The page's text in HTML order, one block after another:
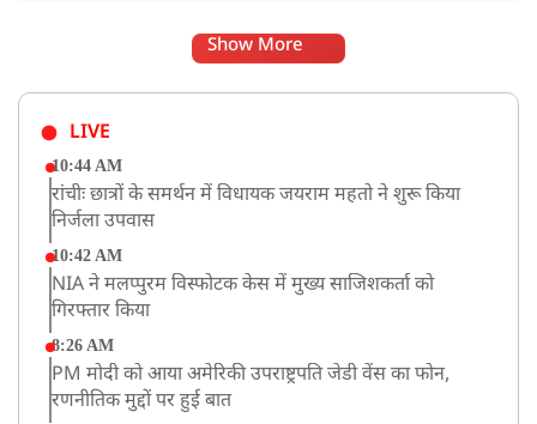
Show More
LIVE
10:44 AM
रांचीः छात्रों के समर्थन में विधायक जयराम महतो ने शुरू किया
निर्जला उपवास
10:42 AM
NIA ने मलप्पुरम विस्फोटक केस में मुख्य साजिशकर्ता को
गिरफ्तार किया
8:26 AM
PM मोदी को आया अमेरिकी उपराष्ट्रपति जेडी वेंस का फोन,
रणनीतिक मुद्दों पर हुई बात